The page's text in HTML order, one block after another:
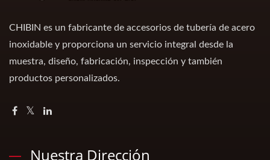
CHIBIN es un fabricante de accesorios de tubería de acero
inoxidable y proporciona un servicio integral desde la
muestra, diseño, fabricación, inspección y también
productos personalizados.
Nuestra Dirección